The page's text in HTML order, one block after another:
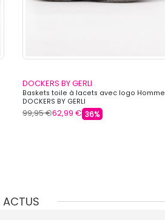
DOCKERS BY GERLI
Baskets toile à lacets avec logo Homme
DOCKERS BY GERLI
99,95 €62,99 € 36%
ACTUS